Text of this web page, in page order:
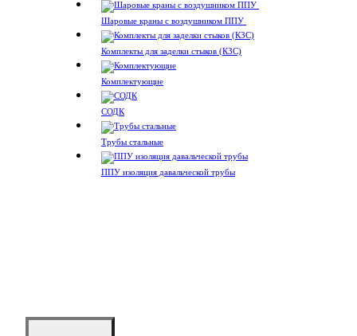
Шаровые краны с воздушником ППУ
Комплекты для заделки стыков (КЗС)
Комплектующие
СОДК
Трубы стальные
ППУ изоляция давальческой трубы